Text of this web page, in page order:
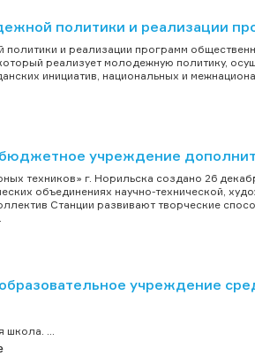
политики и реализации
и реализации программ
реализует молодежную политику,
инициатив, национальных и
учреждение
техников» г. Норильска создано 26
объединениях научно-технической,
Станции развивают творческие
учреждение
...